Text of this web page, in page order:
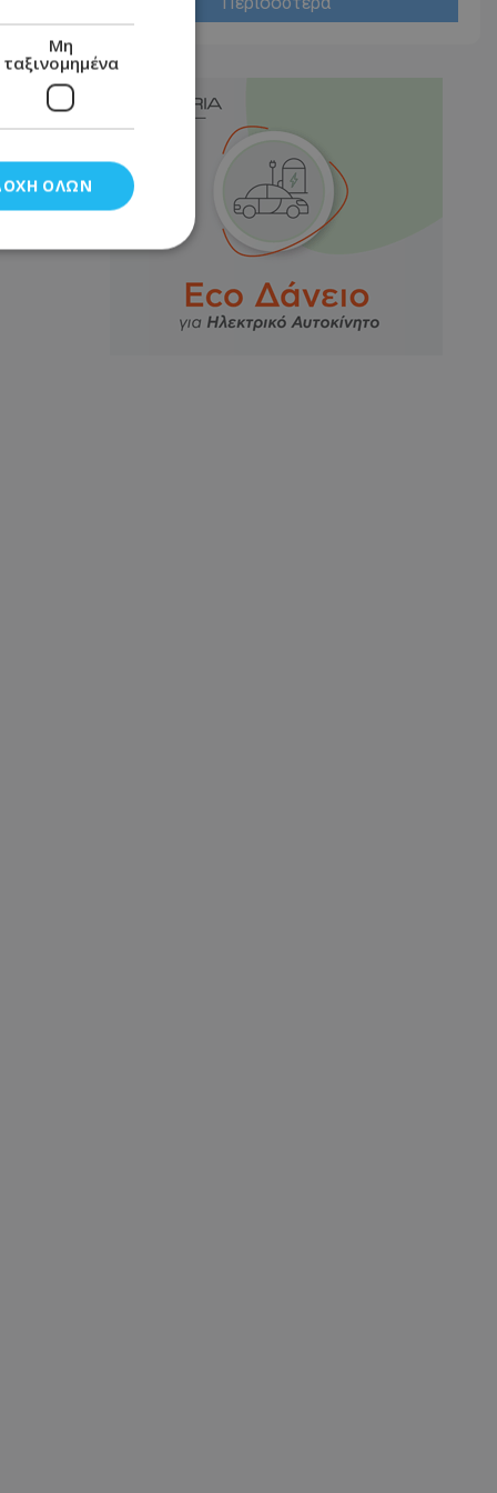
Μη
ταξινομημένα
ΌΛΩΝ
και τη
cookies.
από το
λόγω ιστότοπο.
τη
για την
με την
δεδομένα
του
ανθρώπων
είναι επωφελές
σχετικά με
τους.
από το
με τον τρόπο
χρήστης
ιστότοπο και
χρήστης πριν
λόγω ιστότοπο.